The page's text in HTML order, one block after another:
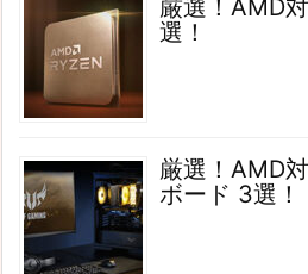
厳選！AMD
選！
厳選！AMD
ボード 3選！